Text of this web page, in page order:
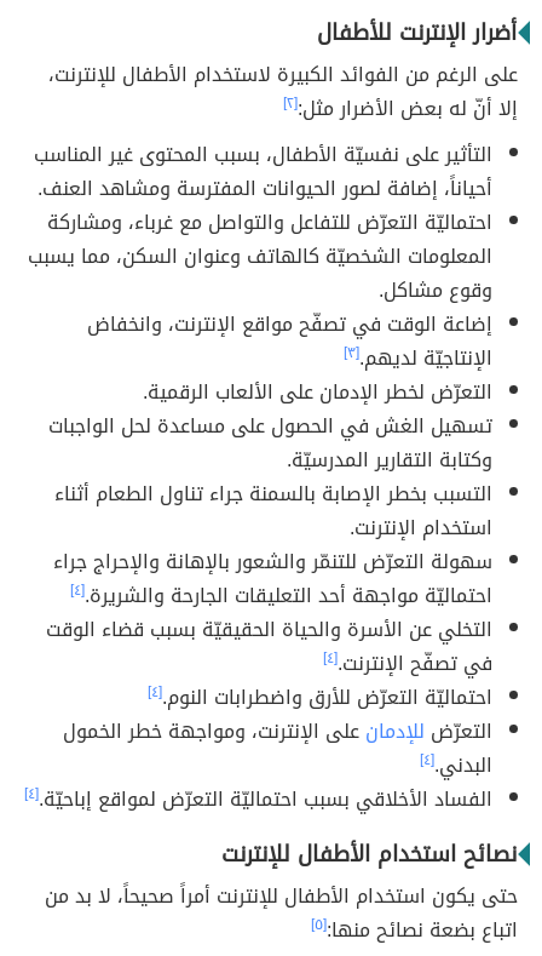
أضرار الإنترنت للأطفال
على الرغم من الفوائد الكبيرة لاستخدام الأطفال للإنترنت،
إلا أنّ له بعض الأضرار مثل:[٢]
التأثير على نفسيّة الأطفال، بسبب المحتوى غير المناسب
أحياناً، إضافة لصور الحيوانات المفترسة ومشاهد العنف.
احتماليّة التعرّض للتفاعل والتواصل مع غرباء، ومشاركة
المعلومات الشخصيّة كالهاتف وعنوان السكن، مما يسبب
وقوع مشاكل.
إضاعة الوقت في تصفّح مواقع الإنترنت، وانخفاض
الإنتاجيّة لديهم.[٣]
التعرّض لخطر الإدمان على الألعاب الرقمية.
تسهيل الغش في الحصول على مساعدة لحل الواجبات
وكتابة التقارير المدرسيّة.
التسبب بخطر الإصابة بالسمنة جراء تناول الطعام أثناء
استخدام الإنترنت.
سهولة التعرّض للتنمّر والشعور بالإهانة والإحراج جراء
احتماليّة مواجهة أحد التعليقات الجارحة والشريرة.[٤]
التخلي عن الأسرة والحياة الحقيقيّة بسبب قضاء الوقت
في تصفّح الإنترنت.[٤]
احتماليّة التعرّض للأرق واضطرابات النوم.[٤]
التعرّض للإدمانعلى الإنترنت، ومواجهة خطر الخمول
البدني.[٤]
الفساد الأخلاقي بسبب احتماليّة التعرّض لمواقع إباحيّة.[٤]
نصائح استخدام الأطفال للإنترنت
حتى يكون استخدام الأطفال للإنترنت أمراً صحيحاً، لا بد من
اتباع بضعة نصائح منها:[٥]